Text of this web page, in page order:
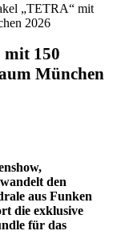
„TETRA“ mit
2026
mit 150
München
den
aus Funken
die exklusive
für das